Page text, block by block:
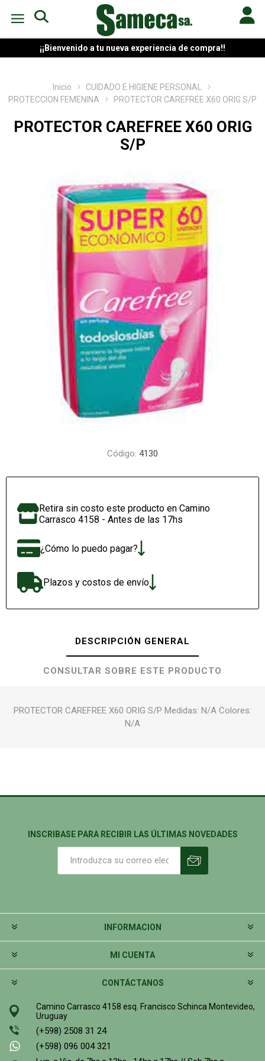
¡¡Bienvenido a tu nueva experiencia de compra!!
Inicio
CUIDADO E HIGIENE PERSONAL
PROTECCION FEMENINA
PROTECTOR CAREFREE X60 ORIG S/P
PROTECTOR CAREFREE X60 ORIG
S/P
Código: 4130
Retira sin costo este producto en Camino
Carrasco 4158 - Antes de las 17hs
¿Cómo lo puedo pagar?
Plazos y costos de envío
DESCRIPCIÓN GENERAL
CONSULTAR SOBRE ESTE PRODUCTO
PROTECTOR CAREFREE X60 ORIG S/P Medidas: N/A Colores:
N/A
INSCRIBASE PARA RECIBIR LAS ÚLTIMAS NOVEDADES
INFORMACION
MI CUENTA
CONTÁCTANOS
Camino Carrasco 4158 esq. Francisco Schinca Montevideo,
Uruguay
(+598) 2508 31 24
(+598) 096 004 321